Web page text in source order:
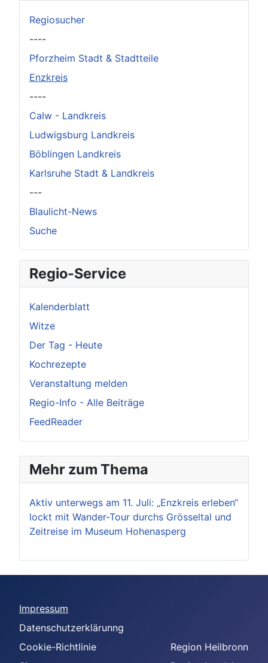
Regiosucher
----
Pforzheim Stadt & Stadtteile
Enzkreis
----
Calw - Landkreis
Ludwigsburg Landkreis
Böblingen Landkreis
Karlsruhe Stadt & Landkreis
---
Blaulicht-News
Suche
Regio-Service
Kalenderblatt
Witze
Der Tag - Heute
Kochrezepte
Veranstaltung melden
Regio-Info - Alle Beiträge
FeedReader
Mehr zum Thema
Aktiv unterwegs am 11. Juli: „Enzkreis erleben“
lockt mit Wander-Tour durchs Grösseltal und
Zeitreise im Museum Hohenasperg
Impressum
Datenschutzerklärunng
Cookie-Richtlinie
Region Heilbronn